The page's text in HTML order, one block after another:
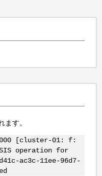
す。
[cluster-01: f:
operation for
ac3c-11ee-96d7-